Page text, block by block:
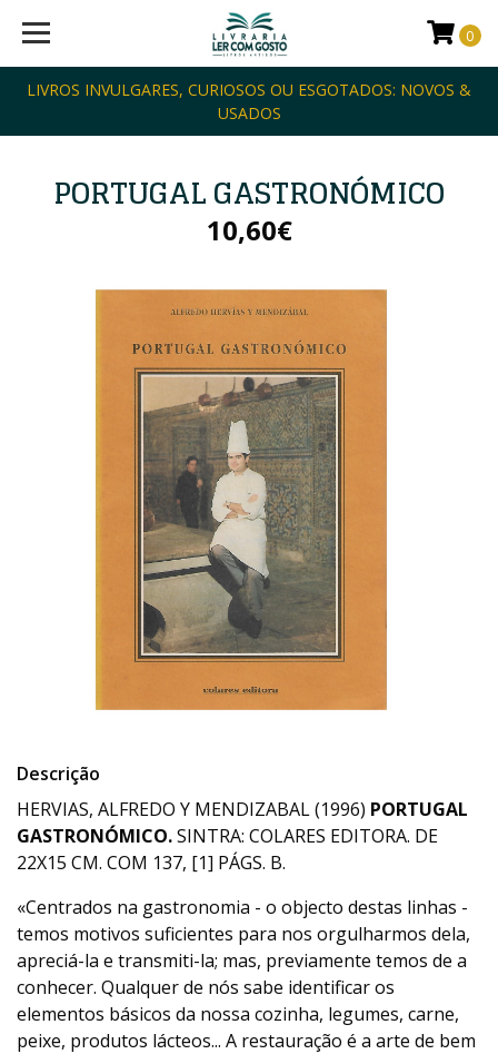
LIVROS INVULGARES, CURIOSOS OU ESGOTADOS: NOVOS &
USADOS
0
PORTUGAL GASTRONÓMICO
10,60€
Descrição
HERVIAS, ALFREDO Y MENDIZABAL (1996) PORTUGAL
GASTRONÓMICO.SINTRA: COLARES EDITORA. DE
22X15 CM. COM 137, [1] PÁGS. B.
«Centrados na gastronomia - o objecto destas linhas -
temos motivos suficientes para nos orgulharmos dela,
apreciá-la e transmiti-la; mas, previamente temos de a
conhecer. Qualquer de nós sabe identificar os
elementos básicos da nossa cozinha, legumes, carne,
peixe, produtos lácteos... A restauração é a arte de bem